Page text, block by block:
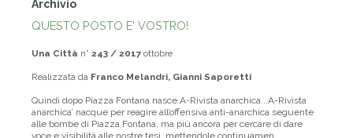
Archivio
QUESTO POSTO E' VOSTRO!
Una Città n° 243 / 2017 ottobre
Realizzata da Franco Melandri, Gianni Saporetti
Quindi dopo Piazza Fontana nasce A-Rivista anarchica...A-Rivista
anarchica’ nacque per reagire all’offensiva anti-anarchica seguente
alle bombe di Piazza Fontana, ma più ancora per cercare di dare